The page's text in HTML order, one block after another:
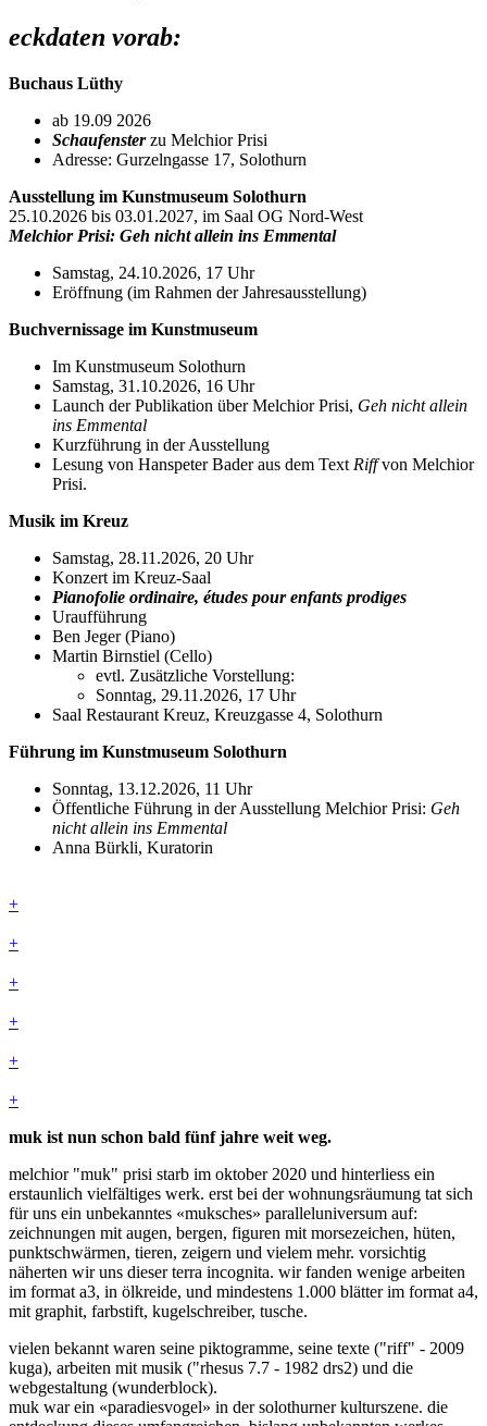
eckdaten vorab:
Buchaus Lüthy
ab 19.09 2026
Schaufensterzu Melchior Prisi
Adresse: Gurzelngasse 17, Solothurn
Ausstellung im Kunstmuseum Solothurn
25.10.2026 bis 03.01.2027, im Saal OG Nord-West
Melchior Prisi: Geh nicht allein ins Emmental
Samstag, 24.10.2026, 17 Uhr
Eröffnung (im Rahmen der Jahresausstellung)
Buchvernissage im Kunstmuseum
Im Kunstmuseum Solothurn
Samstag, 31.10.2026, 16 Uhr
Launch der Publikation über Melchior Prisi, Geh nicht allein
ins Emmental
Kurzführung in der Ausstellung
Lesung von Hanspeter Bader aus dem Text Riffvon Melchior
Prisi.
Musik im Kreuz
Samstag, 28.11.2026, 20 Uhr
Konzert im Kreuz-Saal
Pianofolie ordinaire, études pour enfants prodiges
Uraufführung
Ben Jeger (Piano)
Martin Birnstiel (Cello)
evtl. Zusätzliche Vorstellung:
Sonntag, 29.11.2026, 17 Uhr
Saal Restaurant Kreuz, Kreuzgasse 4, Solothurn
Führung im Kunstmuseum Solothurn
Sonntag, 13.12.2026, 11 Uhr
Öffentliche Führung in der Ausstellung Melchior Prisi: Geh
nicht allein ins Emmental
Anna Bürkli, Kuratorin
+
+
+
+
+
+
muk ist nun schon bald fünf jahre weit weg.
melchior "muk" prisi starb im oktober 2020 und hinterliess ein
erstaunlich vielfältiges werk. erst bei der wohnungsräumung tat sich
für uns ein unbekanntes «muksches» paralleluniversum auf:
zeichnungen mit augen, bergen, figuren mit morsezeichen, hüten,
punktschwärmen, tieren, zeigern und vielem mehr. vorsichtig
näherten wir uns dieser terra incognita. wir fanden wenige arbeiten
im format a3, in ölkreide, und mindestens 1.000 blätter im format a4,
mit graphit, farbstift, kugelschreiber, tusche.
vielen bekannt waren seine piktogramme, seine texte ("riff" - 2009
kuga), arbeiten mit musik ("rhesus 7.7 - 1982 drs2) und die
webgestaltung (wunderblock).
muk war ein «paradiesvogel» in der solothurner kulturszene. die